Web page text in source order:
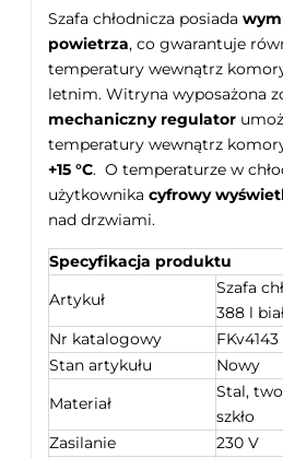
Szafa chłodnicza posiada
powietrza, co gwarantuje
temperatury wewnątrz
letnim. Witryna wyposażona
mechaniczny regulator
temperatury wewnątrz
+15 °C. O temperaturze w
użytkownika cyfrowy
nad drzwiami.
Specyfikacja produktu
Artykuł
Szafa
388 l
Nr katalogowy
FKv4143
Stan artykułu
Nowy
Materiał
Stal,
szkło
Zasilanie
230 V